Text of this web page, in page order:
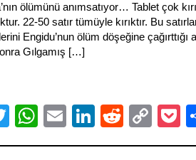
ölümünü anımsatıyor… Tablet çok
22-50 satır tümüyle kırıktır. Bu
Engidu’nun ölüm döşeğine çağırttığı
Gılgamış […]
TwitterWhatsApp
EmailLinkedIn
Reddit
Link